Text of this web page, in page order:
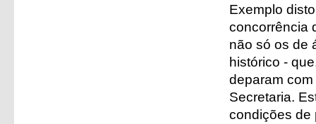
Exemplo
concorrência
não só os de
histórico -
deparam
Secretaria.
condições de